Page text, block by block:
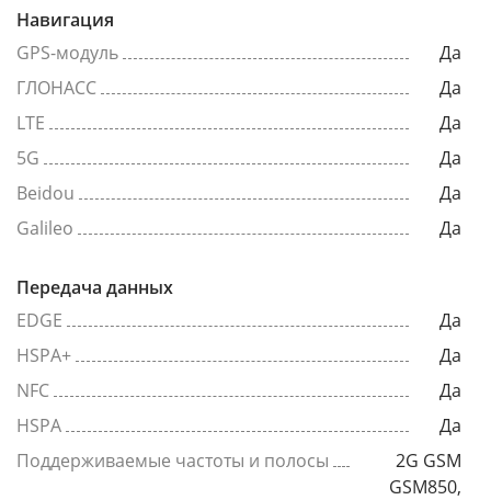
Навигация
GPS-модуль
Да
ГЛОНАСС
Да
LTE
Да
5G
Да
Beidou
Да
Galileo
Да
Передача данных
EDGE
Да
HSPA+
Да
NFC
Да
HSPA
Да
Поддерживаемые частоты и полосы
2G GSM
GSM850,